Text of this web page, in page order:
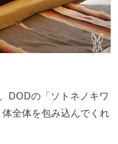
DODの「ソトネノキワ
全体を包み込んでくれ